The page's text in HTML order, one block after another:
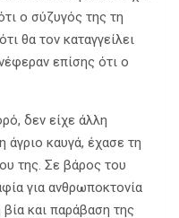
ο σύζυγός της τη
θα τον καταγγείλει
επίσης ότι ο
δεν είχε άλλη
άγριο καυγά, έχασε τη
της. Σε βάρος του
για ανθρωποκτονία
και παράβαση της